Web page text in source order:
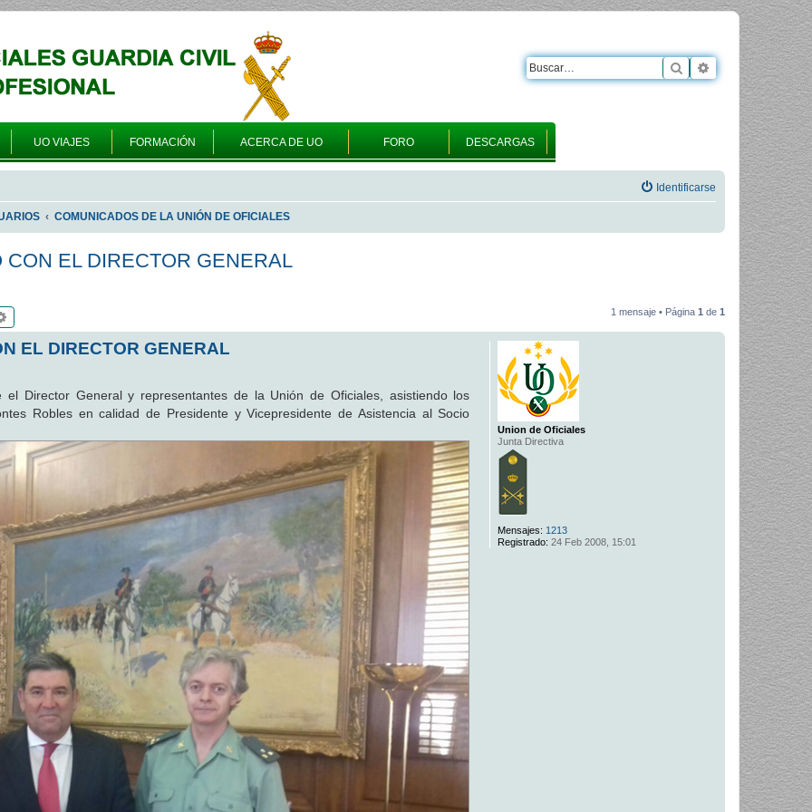
UO VIAJES FORMACIÓN ACERCA DE UO FORO DESCARGAS
Buscar Búsqueda
Identificarse
COMUNICADOS DE LA UNIÓN DE OFICIALES
EL DIRECTOR GENERAL
1 mensaje • Página 1 de 1
Union de Oficiales
Junta Directiva
Mensajes: 1213
Registrado: 24 Feb 2008, 15:01
EL DIRECTOR GENERAL
Director General y representantes de la Unión de Oficiales, asistiendo los
Robles en calidad de Presidente y Vicepresidente de Asistencia al Socio